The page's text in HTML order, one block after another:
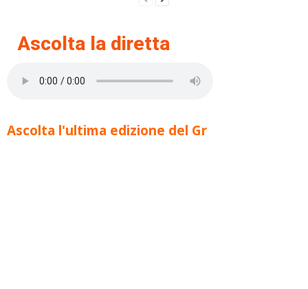
Ascolta la diretta
Ascolta l'ultima edizione del Gr